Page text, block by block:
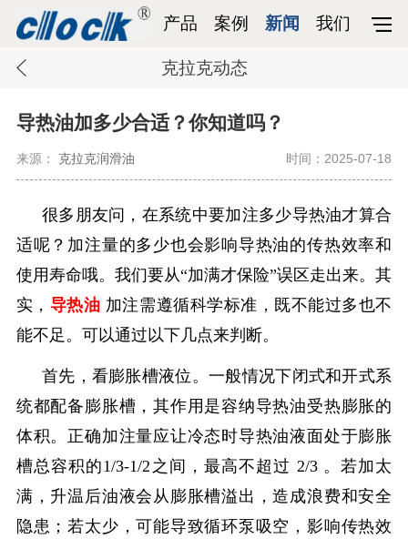
产品 案例 新闻 我们
克拉克动态
导热油加多少合适？你知道吗？
来源： 克拉克润滑油 时间：2025-07-18
很多朋友问，在系统中要加注多少导热油才算合
适呢？加注量的多少也会影响导热油的传热效率和
使用寿命哦。我们要从“加满才保险”误区走出来。其
实， 导热油 加注需遵循科学标准，既不能过多也不
能不足。可以通过以下几点来判断。
首先，看膨胀槽液位。一般情况下闭式和开式系
统都配备膨胀槽，其作用是容纳导热油受热膨胀的
体积。正确加注量应让冷态时导热油液面处于膨胀
槽总容积的1/3-1/2 之间，最高不超过 2/3 。若加太
满，升温后油液会从膨胀槽溢出，造成浪费和安全
隐患；若太少，可能导致循环泵吸空，影响传热效